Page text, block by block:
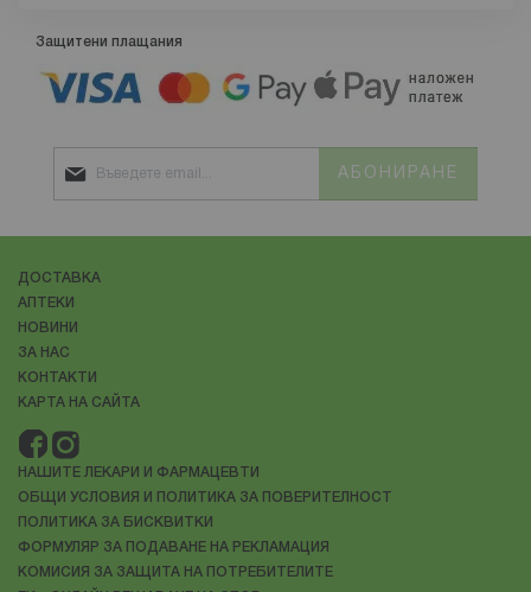
Защитени плащания
АБОНИРАНЕ
ДОСТАВКА
АПТЕКИ
НОВИНИ
ЗА НАС
КОНТАКТИ
КАРТА НА САЙТА
НАШИТЕ ЛЕКАРИ И ФАРМАЦЕВТИ
ОБЩИ УСЛОВИЯ И ПОЛИТИКА ЗА ПОВЕРИТЕЛНОСТ
ПОЛИТИКА ЗА БИСКВИТКИ
ФОРМУЛЯР ЗА ПОДАВАНЕ НА РЕКЛАМАЦИЯ
КОМИСИЯ ЗА ЗАЩИТА НА ПОТРЕБИТЕЛИТЕ